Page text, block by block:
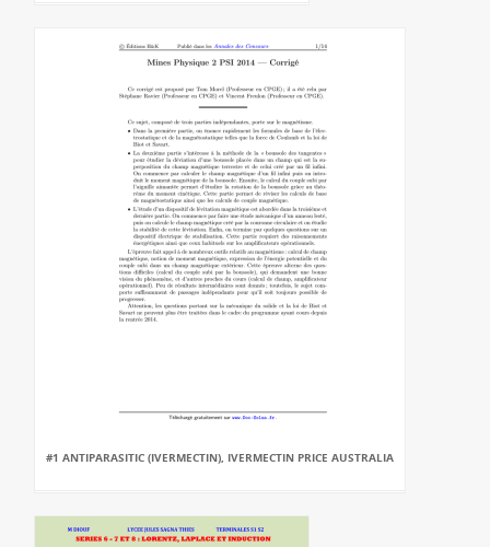
#1 ANTIPARASITIC (IVERMECTIN), IVERMECTIN PRICE AUSTRALIA